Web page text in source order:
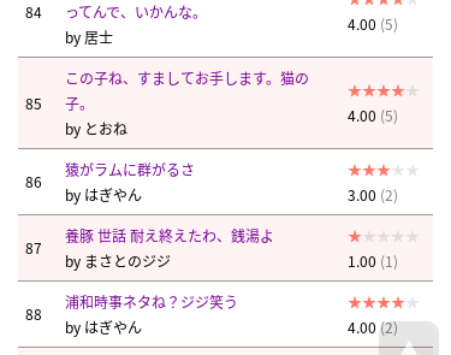
84
ってんで、いかんな。
by 居士
4.00 (5)
85
この子ね、すましてお手します。猫の
子。
by とおね
4.00 (5)
86
猿がラムに群がるさ
by はぎやん 3.00 (2)
87
養豚 世話 耐え終えたわ、銭湯よ
by まさとのジジ 1.00 (1)
88
浦和時事ネタね？ジジ笑う
by はぎやん 4.00 (2)